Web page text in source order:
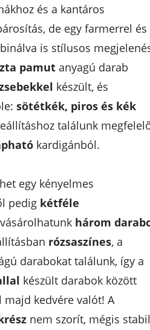
és a kantáros
de egy farmerrel és
is stílusos
pamut anyagú darab
készült, és
sötétkék, piros és kék
találunk
kardigánból.
egy kényelmes
pedig kétféle
három
rózsaszínes, a
darabokat találunk, így a
készült darabok között
kedvére valót! A
nem szorít, mégis stabil